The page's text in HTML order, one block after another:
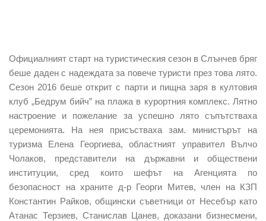
Официалният старт на туристическия сезон в Слънчев бряг
беше даден с надеждата за повече туристи през това лято.
Сезон 2016 беше открит с парти и пищна заря в култовия
клуб „Бедрум бийч” на плажа в курортния комплекс. Лятно
настроение и пожелание за успешно лято съпътстваха
церемонията. На нея присъстваха зам. министърът на
туризма Елена Георгиева, областният управител Вълчо
Чолаков, представители на държавни и обществени
институции, сред които шефът на Агенцията по
безопасност на храните д-р Георги Митев, член на КЗП
Константин Райков, общински съветници от Несебър като
Атанас Терзиев, Станислав Цанев, доказани бизнесмени,